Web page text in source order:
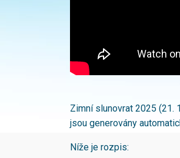
Zimní slunovrat 2025 (21.
jsou generovány
Níže je rozpis: